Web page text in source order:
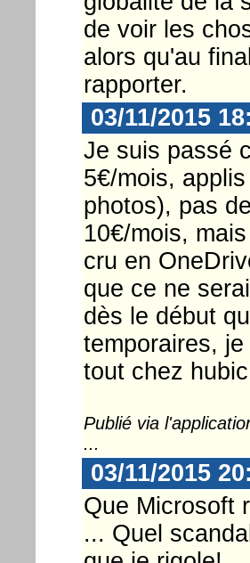
de voir les
alors qu'au
rapporter.
03/11/2015
Je suis passé
5€/mois,
photos), pas
10€/mois,
cru en
que ce ne
dès le début
temporaires,
tout chez
Publié via
...
03/11/2015
Que Microsoft
... Quel